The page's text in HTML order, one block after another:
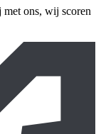
ons, wij scoren